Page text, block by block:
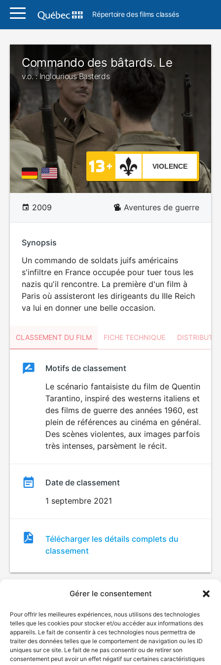
Gérer le consentement
Pour offrir les meilleures expériences, nous utilisons des technologies
telles que les cookies pour stocker et/ou accéder aux informations des
appareils. Le fait de consentir à ces technologies nous permettra de
traiter des données telles que le comportement de navigation ou les ID
uniques sur ce site. Le fait de ne pas consentir ou de retirer son
consentement peut avoir un effet négatif sur certaines caractéristiques
Répertoire des films classés
Commando des bâtards. Le
v.o. : Inglourious Basterds
VIOLENCE
2009 Aventures de guerre
Synopsis
Un commando de soldats juifs américains
s'infiltre en France occupée pour tuer tous les
nazis qu'il rencontre. La première d'un film à
Paris où assisteront les dirigeants du IIIe Reich
va lui en donner une belle occasion.
CLASSEMENT DU FILM FICHE TECHNIQUE
ClassementClassement
VIOLENCE
Motifs de classement
Le scénario fantaisiste du film de Quentin
Tarantino, inspiré des westerns italiens et
des films de guerre des années 1960, est
plein de références au cinéma en général.
Des scènes violentes, aux images parfois
très intenses, parsèment le récit.
Date de classement
1 septembre 2021
Fichier
de
classement
Télécharger les détails complets du
classement
© Gouvernement du Québec, 2026